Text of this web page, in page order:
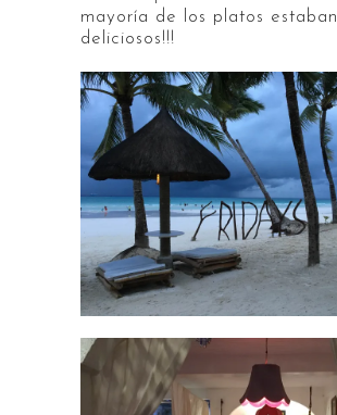
mayoría de los platos estaban
deliciosos!!!